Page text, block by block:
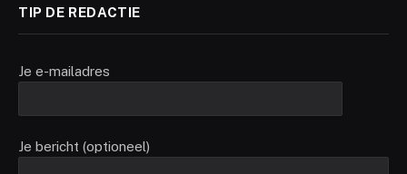
TIP DE REDACTIE
Je e-mailadres
Je bericht (optioneel)